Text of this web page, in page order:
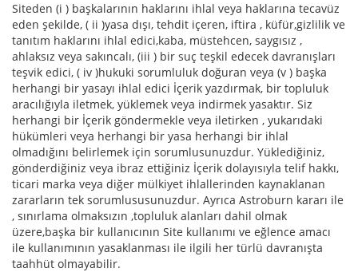
Siteden (i ) başkalarının haklarını ihlal veya haklarına tecavüz
eden şekilde, ( ii )yasa dışı, tehdit içeren, iftira , küfür,gizlilik ve
tanıtım haklarını ihlal edici,kaba, müstehcen, saygısız ,
ahlaksız veya sakıncalı, (iii ) bir suç teşkil edecek davranışları
teşvik edici, ( iv )hukuki sorumluluk doğuran veya (v ) başka
herhangi bir yasayı ihlal edici İçerik yazdırmak, bir topluluk
aracılığıyla iletmek, yüklemek veya indirmek yasaktır. Siz
herhangi bir İçerik göndermekle veya iletirken , yukarıdaki
hükümleri veya herhangi bir yasa herhangi bir ihlal
olmadığını belirlemek için sorumlusunuzdur. Yüklediğiniz,
gönderdiğiniz veya ibraz ettiğiniz İçerik dolayısıyla telif hakkı,
ticari marka veya diğer mülkiyet ihlallerinden kaynaklanan
zararların tek sorumlususunuzdur. Ayrıca Astroburn kararı ile
, sınırlama olmaksızın ,topluluk alanları dahil olmak
üzere,başka bir kullanıcının Site kullanımı ve eğlence amacı
ile kullanımının yasaklanması ile ilgili her türlü davranışta
taahhüt olmayabilir.